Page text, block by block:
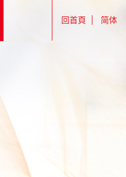
回首頁 简体